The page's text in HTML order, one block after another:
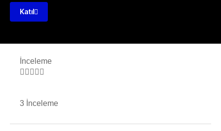
Katıl
İnceleme
    
3 İnceleme